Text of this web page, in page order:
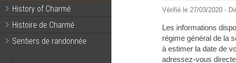
History of Charmé
Histoire de Charmé
Sentiers de randonnée
Vérifié le 27/03/2020 -
Les informations
régime général de la
à estimer la date de
adressez-vous